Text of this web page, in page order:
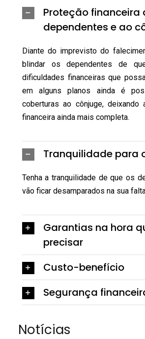
Proteção financeira
dependentes e ao
Diante do imprevisto do
blindar os dependentes de
dificuldades financeiras que
em alguns planos ainda é
coberturas ao cônjuge, deixando
financeira ainda mais completa.
Tranquilidade para
Tenha a tranquilidade de que os
vão ficar desamparados na sua
Garantias na hora
precisar
Custo-benefício
Segurança
Notícias